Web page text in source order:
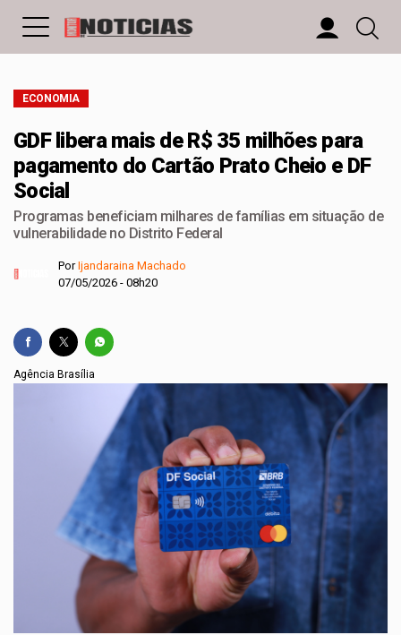
ECONOMIA
GDF libera mais de R$ 35 milhões para
pagamento do Cartão Prato Cheio e DF
Social
Programas beneficiam milhares de famílias em situação de
vulnerabilidade no Distrito Federal
PorIjandaraina Machado
07/05/2026 - 08h20
Agência Brasília